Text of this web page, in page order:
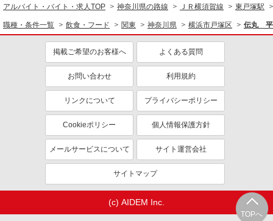
TOPへ
アルバイト・バイト・求人TOP 神奈川県の路線 ＪＲ横須賀線 東戸塚駅
職種・条件一覧 飲食・フード 関東 神奈川県 横浜市戸塚区 伝丸 平
掲載ご希望のお客様へ よくある質問
お問い合わせ 利用規約
リンクについて プライバシーポリシー
Cookieポリシー 個人情報保護方針
メールサービスについて サイト運営会社
サイトマップ
(c) AIDEM Inc.